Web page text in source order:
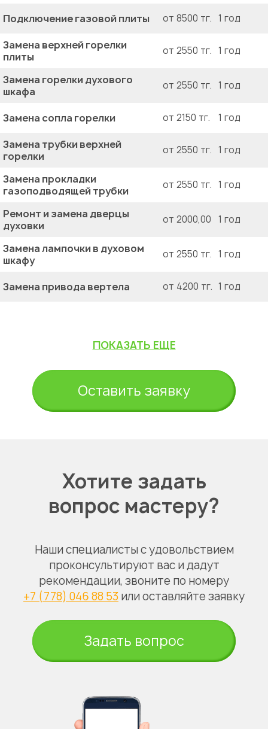
Подключение газовой плиты от 8500 тг. 1 год
Замена верхней горелки
плиты
от 2550 тг. 1 год
Замена горелки духового
шкафа
от 2550 тг. 1 год
Замена сопла горелки от 2150 тг. 1 год
Замена трубки верхней
горелки
от 2550 тг. 1 год
Замена прокладки
газоподводящей трубки
от 2550 тг. 1 год
Ремонт и замена дверцы
духовки
от 2000,00 1 год
Замена лампочки в духовом
шкафу
от 2550 тг. 1 год
Замена привода вертела от 4200 тг. 1 год
ПОКАЗАТЬ ЕЩЕ
Оставить заявку
Хотите задать
вопрос мастеру?
Наши специалисты с удовольствием
проконсультируют вас и дадут
рекомендации, звоните по номеру
+7 (778) 046 88 53 или оставляйте заявку
Задать вопрос